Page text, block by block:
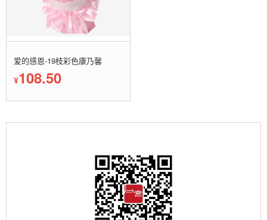
爱的感恩-19枝彩色康乃馨
¥108.50